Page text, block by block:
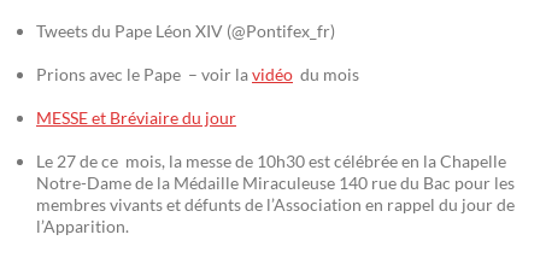
Tweets du Pape Léon XIV (@Pontifex_fr)
Prions avec le Pape – voir lavidéo du mois
MESSE et Bréviaire du jour
Le 27 de ce mois, la messe de 10h30 est célébrée en la Chapelle
Notre-Dame de la Médaille Miraculeuse 140 rue du Bac pour les
membres vivants et défunts de l’Association en rappel du jour de
l’Apparition.